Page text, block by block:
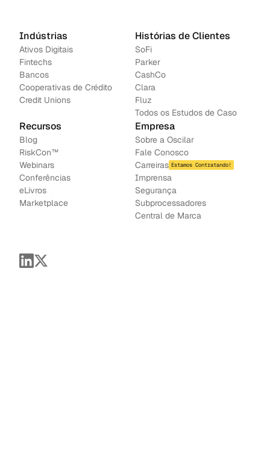
Indústrias
Ativos Digitais
Fintechs
Bancos
Cooperativas de Crédito
Credit Unions
Histórias de Clientes
SoFi
Parker
CashCo
Clara
Fluz
Todos os Estudos de Caso
Recursos
Blog
RiskCon™
Webinars
Conferências
eLivros
Marketplace
Empresa
Sobre a Oscilar
Fale Conosco
Carreiras Estamos Contratando!
Imprensa
Segurança
Subprocessadores
Central de Marca